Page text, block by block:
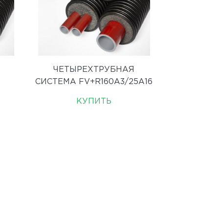
ЧЕТЫРЕХТРУБНАЯ
СИСТЕМА FV+R160A3/25A16
КУПИТЬ